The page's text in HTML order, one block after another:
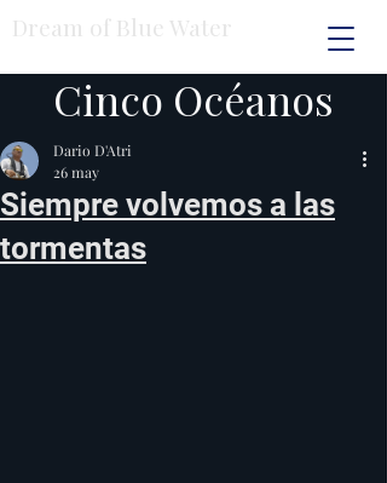
Dream of Blue Water
Cinco Océanos
Siempre volvemos a las
tormentas
Dario D'Atri
26 may